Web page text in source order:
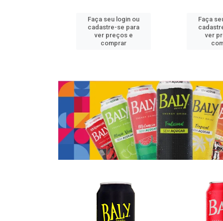
Faça seu login ou
cadastre-se para
ver preços e
comprar
Faça
ver